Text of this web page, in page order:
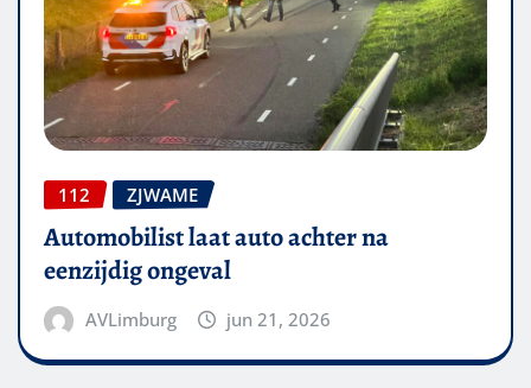
112 ZJWAME
Automobilist laat auto achter na
eenzijdig ongeval
AVLimburg jun 21, 2026